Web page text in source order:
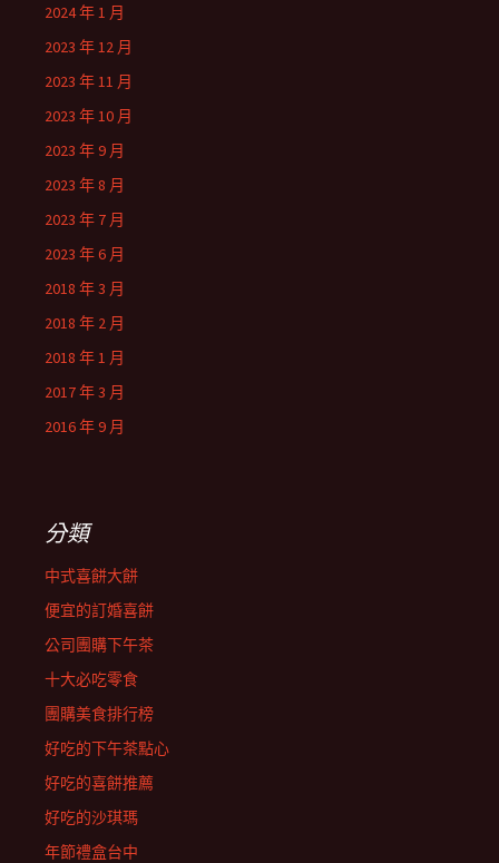
2024 年 1 月
2023 年 12 月
2023 年 11 月
2023 年 10 月
2023 年 9 月
2023 年 8 月
2023 年 7 月
2023 年 6 月
2018 年 3 月
2018 年 2 月
2018 年 1 月
2017 年 3 月
2016 年 9 月
分類
中式喜餅大餅
便宜的訂婚喜餅
公司團購下午茶
十大必吃零食
團購美食排行榜
好吃的下午茶點心
好吃的喜餅推薦
好吃的沙琪瑪
年節禮盒台中